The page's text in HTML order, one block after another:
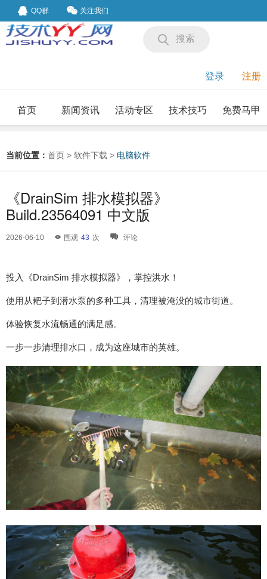
QQ群 关注我们
搜索
登录 注册
首页 新闻资讯 活动专区 技术技巧 免费马甲
当前位置： 首页 > 软件下载 > 电脑软件
《DrainSim 排水模拟器》
Build.23564091 中文版
2026-06-10 围观 43 次 评论
投入《DrainSim 排水模拟器》，掌控洪水！
使用从耙子到潜水泵的多种工具，清理被淹没的城市街道。
体验恢复水流畅通的满足感。
一步一步清理排水口，成为这座城市的英雄。